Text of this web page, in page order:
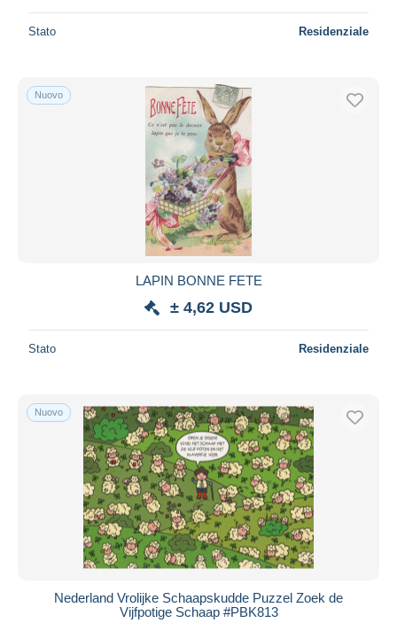
Stato Residenziale
Nuovo
LAPIN BONNE FETE
± 4,62 USD
Stato Residenziale
Nuovo
Nederland Vrolijke Schaapskudde Puzzel Zoek de
Vijfpotige Schaap #PBK813